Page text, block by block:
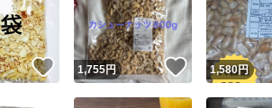
ユー
Yahoo!フリマが定めた一定の基準を
いいね！
1,755円 いいね！
1,580円